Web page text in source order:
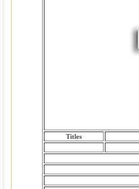
Titles